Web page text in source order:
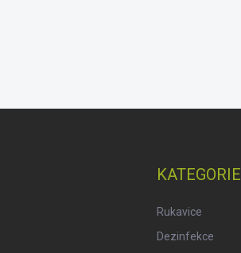
KATEGORIE
Rukavice
Dezinfekce